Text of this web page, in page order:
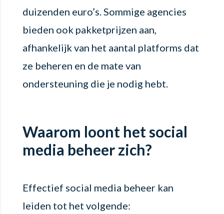
duizenden euro’s. Sommige agencies
bieden ook pakketprijzen aan,
afhankelijk van het aantal platforms dat
ze beheren en de mate van
ondersteuning die je nodig hebt.
Waarom loont het social
media beheer zich?
Effectief social media beheer kan
leiden tot het volgende: